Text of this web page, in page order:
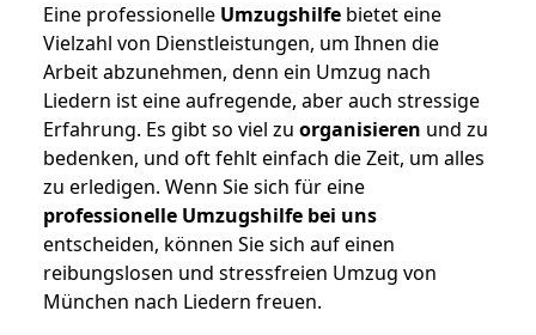
Eine professionelle Umzugshilfe bietet eine
Vielzahl von Dienstleistungen, um Ihnen die
Arbeit abzunehmen, denn ein Umzug nach
Liedern ist eine aufregende, aber auch stressige
Erfahrung. Es gibt so viel zu organisieren und zu
bedenken, und oft fehlt einfach die Zeit, um alles
zu erledigen. Wenn Sie sich für eine
professionelle Umzugshilfe bei uns
entscheiden, können Sie sich auf einen
reibungslosen und stressfreien Umzug von
München nach Liedern freuen.